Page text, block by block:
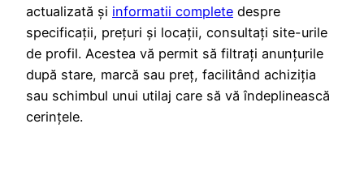
actualizată și informatii complete despre
specificații, prețuri și locații, consultați site-urile
de profil. Acestea vă permit să filtrați anunțurile
după stare, marcă sau preț, facilitând achiziția
sau schimbul unui utilaj care să vă îndeplinească
cerințele.